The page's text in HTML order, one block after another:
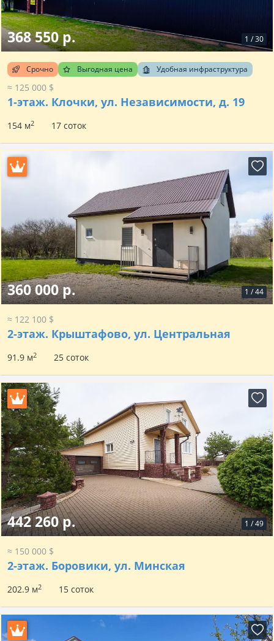
1 /30
368 550 р.
Срочно Выгодная цена Удобная инфраструктура
≈ 125 000 $
1-этаж. Клочки, ул. Независимости, д. 19
154 м2 17 соток
1 /44
360 000 р.
≈ 122 100 $
2-этаж. Крыштафово, ул. Центральная
91.9 м2 25 соток
1 /49
442 260 р.
≈ 150 000 $
2-этаж. Боровики, ул. Минская
202.9 м2 15 соток